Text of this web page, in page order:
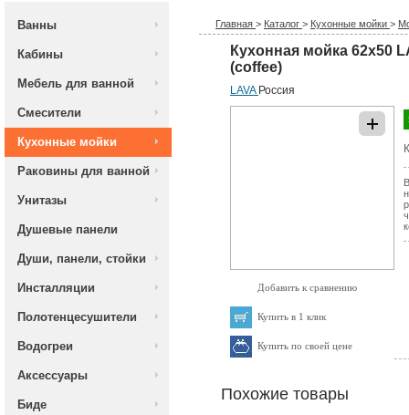
Ванны
Кабины
Мебель для ванной
Смесители
Кухонные мойки
Раковины для ванной
Унитазы
Душевые панели
Души, панели, стойки
Инсталляции
Полотенцесушители
Водогреи
Аксессуары
Биде
Главная > Каталог > Кухонные мойки >
Кухонная мойка 62x50
(coffee)
LAVA Россия
Добавить к сравнению
Купить в 1 клик
Купить по своей цене
Похожие товары